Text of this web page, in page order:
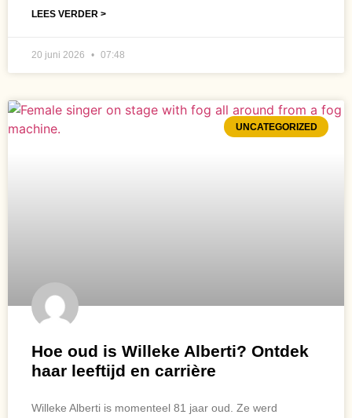
LEES VERDER >
20 juni 2026 07:48
UNCATEGORIZED
Hoe oud is Willeke Alberti? Ontdek
haar leeftijd en carrière
Willeke Alberti is momenteel 81 jaar oud. Ze werd